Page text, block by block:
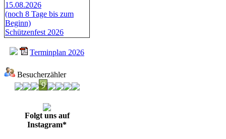
15.08.2026
(noch 8 Tage bis zum
Beginn)
Schützenfest 2026
Terminplan 2026
Besucherzähler
Folgt uns auf
Instagram*